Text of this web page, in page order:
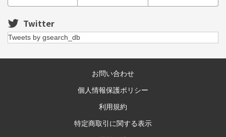
Twitter
Tweets by gsearch_db
お問い合わせ
個人情報保護ポリシー
利用規約
特定商取引に関する表示